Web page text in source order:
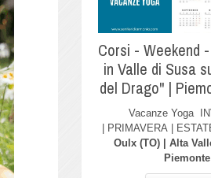
Corsi - Weekend
in Valle di Susa
del Drago" |
Vacanze Yoga
| PRIMAVERA |
Oulx (TO) | Alta
Piemonte